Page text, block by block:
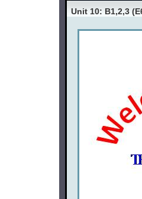
Unit 10: B1,2,3